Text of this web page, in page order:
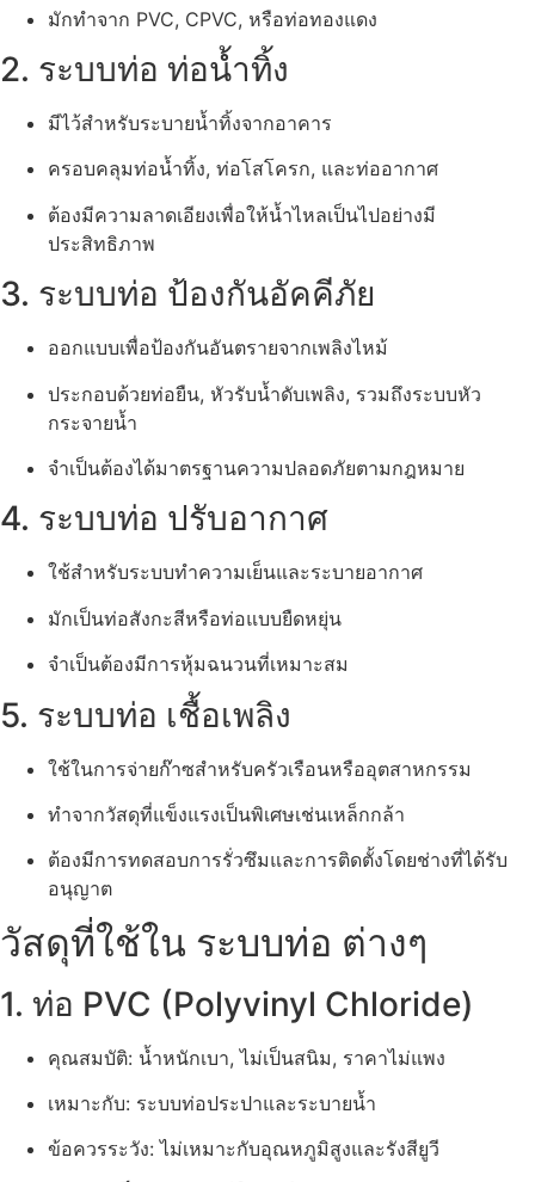
มักทำจาก PVC, CPVC, หรือท่อทองแดง
2. ระบบท่อ ท่อน้ำทิ้ง
มีไว้สำหรับระบายน้ำทิ้งจากอาคาร
ครอบคลุมท่อน้ำทิ้ง, ท่อโสโครก, และท่ออากาศ
ต้องมีความลาดเอียงเพื่อให้น้ำไหลเป็นไปอย่างมี
ประสิทธิภาพ
3. ระบบท่อ ป้องกันอัคคีภัย
ออกแบบเพื่อป้องกันอันตรายจากเพลิงไหม้
ประกอบด้วยท่อยืน, หัวรับน้ำดับเพลิง, รวมถึงระบบหัว
กระจายน้ำ
จำเป็นต้องได้มาตรฐานความปลอดภัยตามกฎหมาย
4. ระบบท่อ ปรับอากาศ
ใช้สำหรับระบบทำความเย็นและระบายอากาศ
มักเป็นท่อสังกะสีหรือท่อแบบยืดหยุ่น
จำเป็นต้องมีการหุ้มฉนวนที่เหมาะสม
5. ระบบท่อ เชื้อเพลิง
ใช้ในการจ่ายก๊าซสำหรับครัวเรือนหรืออุตสาหกรรม
ทำจากวัสดุที่แข็งแรงเป็นพิเศษเช่นเหล็กกล้า
ต้องมีการทดสอบการรั่วซึมและการติดตั้งโดยช่างที่ได้รับ
อนุญาต
วัสดุที่ใช้ใน ระบบท่อ ต่างๆ
1. ท่อ PVC (Polyvinyl Chloride)
คุณสมบัติ: น้ำหนักเบา, ไม่เป็นสนิม, ราคาไม่แพง
เหมาะกับ: ระบบท่อประปาและระบายน้ำ
ข้อควรระวัง: ไม่เหมาะกับอุณหภูมิสูงและรังสียูวี